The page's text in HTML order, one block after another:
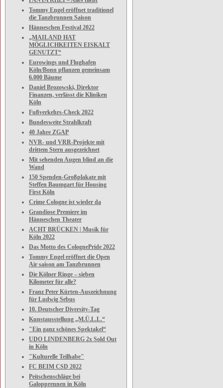
Tommy Engel eröffnet traditionel
die Tanzbrunnen Saison
Hänneschen Festival 2022
„MAILAND HAT
MÖGLICHKEITEN EISKALT
GENUTZT“
Eurowings und Flughafen
Köln/Bonn pflanzen gemeinsam
6.000 Bäume
Daniel Brozowski, Direktor
Finanzen, verlässt die Kliniken
Köln
Fußverkehrs-Check 2022
Bundesweite Strahlkraft
40 Jahre ZGAP
NVR- und VRR-Projekte mit
drittem Stern ausgezeichnet
Mit sehenden Augen blind an die
Wand
150 Spenden-Großplakate mit
Steffen Baumgart für Housing
First Köln
Crime Cologne ist wieder da
Grandiose Premiere im
Hänneschen Theater
ACHT BRÜCKEN | Musik für
Köln 2022
Das Motto des ColognePride 2022
Tommy Engel eröffnet die Open
Air saison am Tanzbrunnen
Die Kölner Ringe – sieben
Kilometer für alle?
Franz Peter Kürten-Auszeichnung
für Ludwig Sebus
10. Deutscher Diversity-Tag
Kunstausstellung „M.Ü.L.L.“
"Ein ganz schönes Spektakel“
UDO LINDENBERG 2x Sold Out
in Köln
"Kulturelle Teilhabe"
FC BEIM CSD 2022
Peitschenschläge bei
Galopprennen in Köln